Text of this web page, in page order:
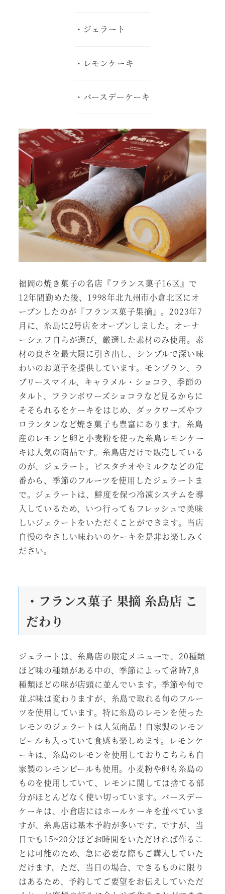
・ジェラート
・レモンケーキ
・バースデーケーキ
福岡の焼き菓子の名店『フランス菓子16区』で
12年間勤めた後、1998年北九州市小倉北区にオ
ープンしたのが『フランス菓子果摘』。2023年7
月に、糸島に2号店をオープンしました。オーナ
ーシェフ自らが選び、厳選した素材のみ使用。素
材の良さを最大限に引き出し、シンプルで深い味
わいのお菓子を提供しています。モンブラン、ラ
ブリースマイル、キャラメル・ショコラ、季節の
タルト、フランボワーズショコラなど見るからに
そそられるをケーキをはじめ、ダックワーズやフ
ロランタンなど焼き菓子も豊富にあります。糸島
産のレモンと卵と小麦粉を使った糸島レモンケー
キは人気の商品です。糸島店だけで販売している
のが、ジェラート。ピスタチオやミルクなどの定
番から、季節のフルーツを使用したジェラートま
で。ジェラートは、鮮度を保つ冷凍システムを導
入しているため、いつ行ってもフレッシュで美味
しいジェラートをいただくことができます。当店
自慢のやさしい味わいのケーキを是非お楽しみく
ださい。
・フランス菓子 果摘 糸島店 こ
だわり
ジェラートは、糸島店の限定メニューで、20種類
ほど味の種類がある中の、季節によって常時7,8
種類ほどの味が店頭に並んでいます。季節や旬で
並ぶ味は変わりますが、糸島で取れる旬のフルー
ツを使用しています。特に糸島のレモンを使った
レモンのジェラートは人気商品！自家製のレモン
ピールも入っていて食感も楽しめます。レモンケ
ーキは、糸島のレモンを使用しておりこちらも自
家製のレモンピールも使用。小麦粉や卵も糸島の
ものを使用していて、レモンに関しては捨てる部
分がほとんどなく使い切っています。バースデー
ケーキは、小倉店にはホールケーキを並べていま
すが、糸島店は基本予約が多いです。ですが、当
日でも15~20分ほどお時間をいただければ作るこ
とは可能のため、急に必要な際もご購入していた
だけます。ただ、当日の場合、できるものに限り
はあるため、予約してご要望をお伝えしていただ